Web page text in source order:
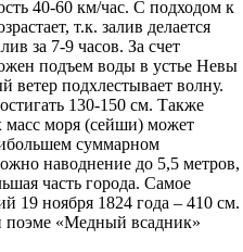
40-60 км/час. С подходом к
т.к. залив делается
за 7-9 часов. За счет
подъем воды в устье Невы
ветер подхлестывает волну.
130-150 см. Также
масс моря (сейши) может
суммарном
наводнение до 5,5 метров,
часть города. Самое
19 ноября 1824 года – 410 см.
поэме «Медный всадник»